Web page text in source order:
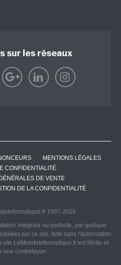
sur les réseaux
MENTIONS LÉGALES
CONFIDENTIALITÉ
DE VENTE
DE LA CONFIDENTIALITÉ
1997-2026
intégrale ou partielle, par quelque
sur ce site, faite sans l'autorisation
LeMondeInformatique.fr est illicite et
une contrefaçon.